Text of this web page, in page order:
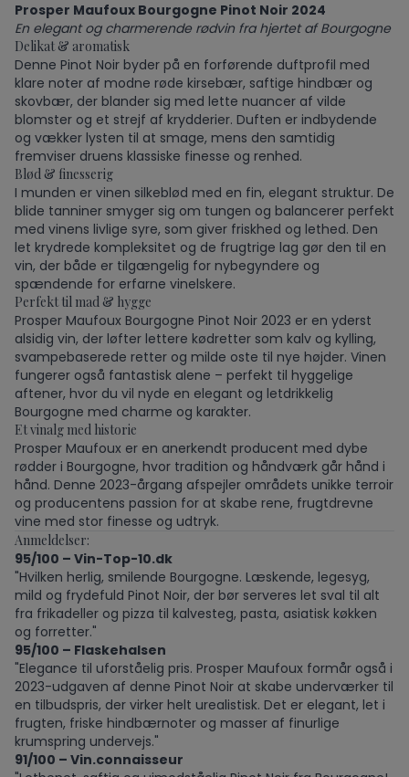
Prosper Maufoux Bourgogne Pinot Noir 2024
En elegant og charmerende rødvin fra hjertet af Bourgogne
Delikat & aromatisk
Denne Pinot Noir byder på en forførende duftprofil med
klare noter af modne røde kirsebær, saftige hindbær og
skovbær, der blander sig med lette nuancer af vilde
blomster og et strejf af krydderier. Duften er indbydende
og vækker lysten til at smage, mens den samtidig
fremviser druens klassiske finesse og renhed.
Blød & finesserig
I munden er vinen silkeblød med en fin, elegant struktur. De
blide tanniner smyger sig om tungen og balancerer perfekt
med vinens livlige syre, som giver friskhed og lethed. Den
let krydrede kompleksitet og de frugtrige lag gør den til en
vin, der både er tilgængelig for nybegyndere og
spændende for erfarne vinelskere.
Perfekt til mad & hygge
Prosper Maufoux Bourgogne Pinot Noir 2023 er en yderst
alsidig vin, der løfter lettere kødretter som kalv og kylling,
svampebaserede retter og milde oste til nye højder. Vinen
fungerer også fantastisk alene – perfekt til hyggelige
aftener, hvor du vil nyde en elegant og letdrikkelig
Bourgogne med charme og karakter.
Et vinalg med historie
Prosper Maufoux er en anerkendt producent med dybe
rødder i Bourgogne, hvor tradition og håndværk går hånd i
hånd. Denne 2023-årgang afspejler områdets unikke terroir
og producentens passion for at skabe rene, frugtdrevne
vine med stor finesse og udtryk.
Anmeldelser:
95/100 – Vin-Top-10.dk
"Hvilken herlig, smilende Bourgogne. Læskende, legesyg,
mild og frydefuld Pinot Noir, der bør serveres let sval til alt
fra frikadeller og pizza til kalvesteg, pasta, asiatisk køkken
og forretter."
95/100 – Flaskehalsen
"Elegance til uforståelig pris. Prosper Maufoux formår også i
2023-udgaven af denne Pinot Noir at skabe underværker til
en tilbudspris, der virker helt urealistisk. Det er elegant, let i
frugten, friske hindbærnoter og masser af finurlige
krumspring undervejs."
91/100 – Vin.connaisseur